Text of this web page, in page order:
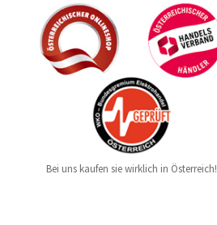
Bei uns kaufen sie wirklich in Österreich!